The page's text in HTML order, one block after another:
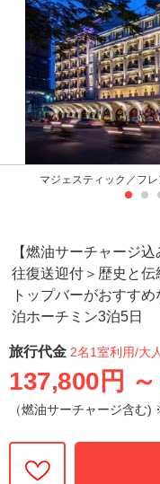
マジェスティック／フ
【燃油サーチャージ
往復送迎付＞歴史と
トップバーがおすす
泊ホーチミン3泊5日
旅行代金 2名1室利用/大
137,800円 ～
（燃油サーチャージ含む